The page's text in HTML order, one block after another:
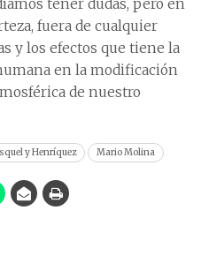
tener dudas, pero en
fuera de cualquier
y los efectos que tiene la
en la modificación
de nuestro
y Henríquez Mario Molina